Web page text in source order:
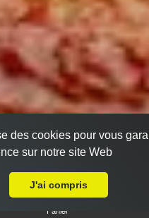
Panier
des cookies pour vous
sur notre site Web
J'ai compris